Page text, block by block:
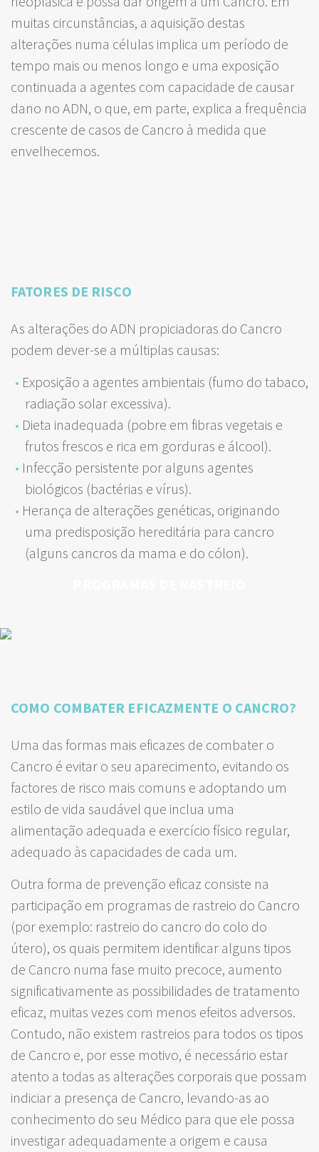
muitas circunstâncias, a aquisição destas
alterações numa células implica um período de
tempo mais ou menos longo e uma exposição
continuada a agentes com capacidade de causar
dano no ADN, o que, em parte, explica a frequência
crescente de casos de Cancro à medida que
envelhecemos.
FATORES DE RISCO
As alterações do ADN propiciadoras do Cancro
podem dever-se a múltiplas causas:
Exposição a agentes ambientais (fumo do tabaco,
radiação solar excessiva).
Dieta inadequada (pobre em fibras vegetais e
frutos frescos e rica em gorduras e álcool).
Infecção persistente por alguns agentes
biológicos (bactérias e vírus).
Herança de alterações genéticas, originando
uma predisposição hereditária para cancro
(alguns cancros da mama e do cólon).
COMO COMBATER EFICAZMENTE O CANCRO?
Uma das formas mais eficazes de combater o
Cancro é evitar o seu aparecimento, evitando os
factores de risco mais comuns e adoptando um
estilo de vida saudável que inclua uma
alimentação adequada e exercício físico regular,
adequado às capacidades de cada um.
Outra forma de prevenção eficaz consiste na
participação em programas de rastreio do Cancro
(por exemplo: rastreio do cancro do colo do
útero), os quais permitem identificar alguns tipos
de Cancro numa fase muito precoce, aumento
significativamente as possibilidades de tratamento
eficaz, muitas vezes com menos efeitos adversos.
Contudo, não existem rastreios para todos os tipos
de Cancro e, por esse motivo, é necessário estar
atento a todas as alterações corporais que possam
indiciar a presença de Cancro, levando-as ao
conhecimento do seu Médico para que ele possa
investigar adequadamente a origem e causa